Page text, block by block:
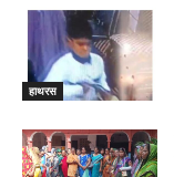
हाथरस